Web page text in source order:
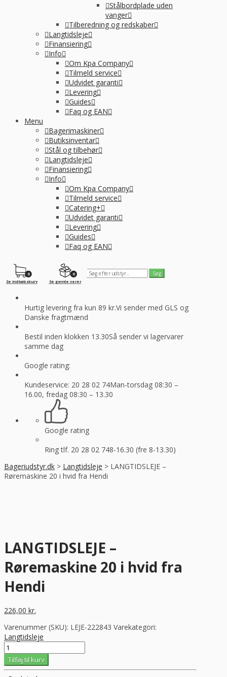
Stålbordplade uden
vanger
Tilberedning og redskaber
Langtidsleje
Finansiering
Info
Om Kpa Company
Tilmeld service
Udvidet garanti
Levering
Guides
Faq og EAN
Menu
Bagerimaskiner
Butiksinventar
Stål og tilbehør
Langtidsleje
Finansiering
Info
Om Kpa Company
Tilmeld service
Catering+
Udvidet garanti
Levering
Guides
Faq og EAN
0
Se gemte varer
0
Se indkøbskurv
Hurtig levering fra kun 89 kr.Vi sender med GLS og
Danske fragtmænd
Bestil inden klokken 13.30Så sender vi lagervarer
samme dag
Google rating:
Kundeservice: 20 28 02 74Man-torsdag 08:30 –
16.00, fredag 08:30 – 13.30
Google rating
Ring tlf. 20 28 02 748-16.30 (fre 8-13.30)
Bageriudstyr.dk > Langtidsleje > LANGTIDSLEJE –
Røremaskine 20 i hvid fra Hendi
LANGTIDSLEJE –
Røremaskine 20 i hvid fra
Hendi
226,00 kr.
Varenummer (SKU): LEJE-222843 Varekategori:
Langtidsleje
LANGTIDSLEJE
-
Røremaskine
20
Tilføj til kurv